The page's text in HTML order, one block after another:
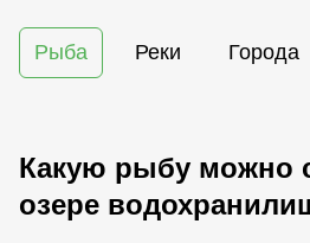
Рыба Реки Города
Какую рыбу можно
озере